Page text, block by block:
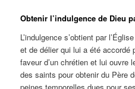
Obtenir l’indulgence de Dieu
L’indulgence s’obtient par
et de délier qui lui a été
faveur d’un chrétien et lui ouvre
des saints pour obtenir du Père